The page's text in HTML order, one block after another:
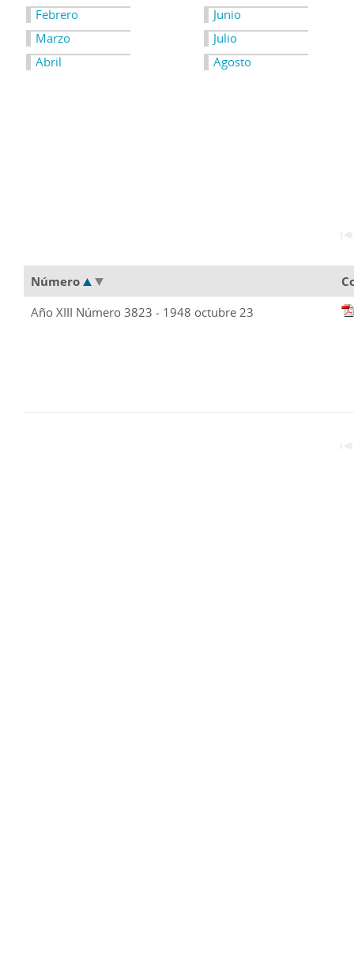
Febrero
Marzo
Abril
Junio
Julio
Agosto
Número
Año XIII Número 3823 - 1948 octubre 23